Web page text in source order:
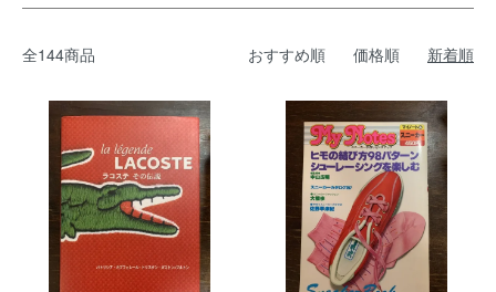
全144商品 おすすめ順 価格順 新着順